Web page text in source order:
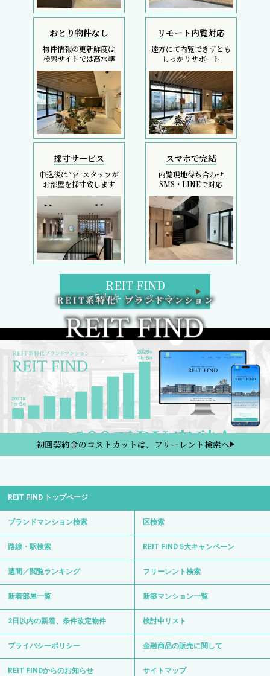
おとり物件なし
物件情報の更新鮮度は
検索サイトでは高水準
リモート内覧対応
遠方にて内覧できずとも
しっかりサポート
採寸サービス
申込後は当社スタッフが
お部屋を採寸致します
スマホで完結
内覧現地待ち合わせ
SMS・LINEで対応
REIT FIND
5大キャンペーン
初回契約金のコストカットは、フリーレント検索へ
REIT FIND トップページ
ブランドマンション検索 区検索
路線・駅検索 REIT FIND 5大キャンペーン
週間／閲覧ランキング フリーレント検索
新着部屋一覧 新築マンション一覧
2日以内の新着、条件改定物件 検討中リスト
プライバシーポリシー 金融商品の販売に関して
REIT FINDからのお知らせ サイトマップ